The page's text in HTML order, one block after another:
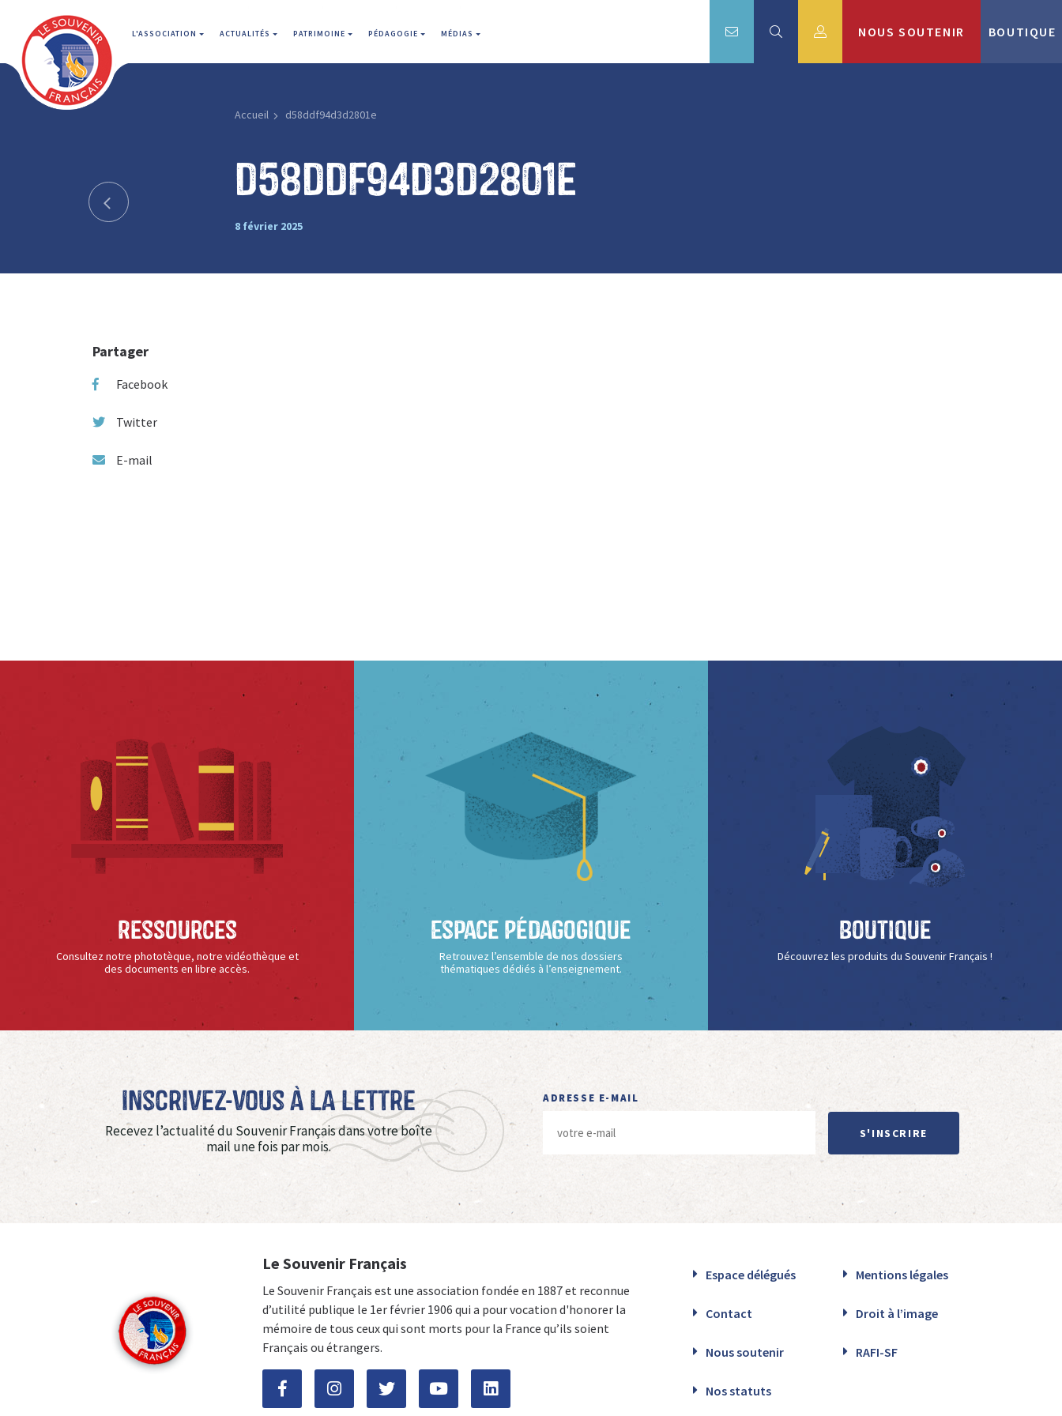
L'ASSOCIATION ACTUALITÉS PATRIMOINE PÉDAGOGIE MÉDIAS NOUS SOUTENIR BOUTIQUE
Accueil d58ddf94d3d2801e
d58ddf94d3d2801e
8 février 2025
Partager
Facebook
Twitter
E-mail
Ressources
Consultez notre phototèque, notre vidéothèque et
des documents en libre accès.
Espace Pédagogique
Retrouvez l’ensemble de nos dossiers
thématiques dédiés à l’enseignement.
Boutique
Découvrez les produits du Souvenir Français !
Inscrivez-vous à La Lettre
Recevez l’actualité du Souvenir Français dans votre boîte
mail une fois par mois.
ADRESSE E-MAIL
S'INSCRIRE
Le Souvenir Français
Le Souvenir Français est une association fondée en 1887 et reconnue
d’utilité publique le 1er février 1906 qui a pour vocation d'honorer la
mémoire de tous ceux qui sont morts pour la France qu’ils soient
Français ou étrangers.
Espace délégués Mentions légales
Contact Droit à l’image
Nous soutenir RAFI-SF
Nos statuts